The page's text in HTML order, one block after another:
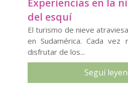
del esquí
El turismo de nieve
en Sudamérica. Cada vez
disfrutar de los...
Seguí